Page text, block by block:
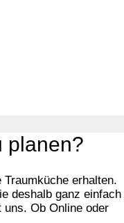
planen?
erhalten.
deshalb ganz einfach
uns. Ob Online oder